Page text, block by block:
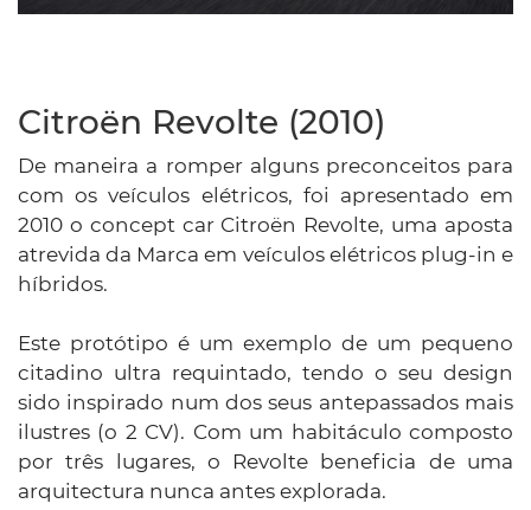
Citroën Revolte (2010)
De maneira a romper alguns preconceitos para
com os veículos elétricos, foi apresentado em
2010 o concept car Citroën Revolte, uma aposta
atrevida da Marca em veículos elétricos plug-in e
híbridos.
Este protótipo é um exemplo de um pequeno
citadino ultra requintado, tendo o seu design
sido inspirado num dos seus antepassados mais
ilustres (o 2 CV). Com um habitáculo composto
por três lugares, o Revolte beneficia de uma
arquitectura nunca antes explorada.